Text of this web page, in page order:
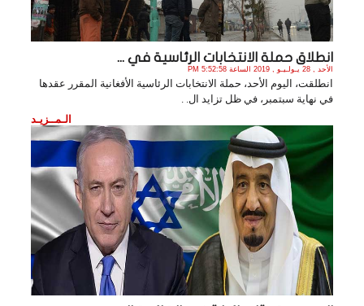
انطلاق حملة الانتخابات الرئاسية في ...
الأحد , 28 يـولـيـو , 2019 الساعة 5:52:58 PM
انطلقت، اليوم الأحد، حملة الانتخابات الرئاسية الأفغانية المقرر عقدها
في نهاية سبتمبر، في ظل تزايد ال. .
الـمــزيـد